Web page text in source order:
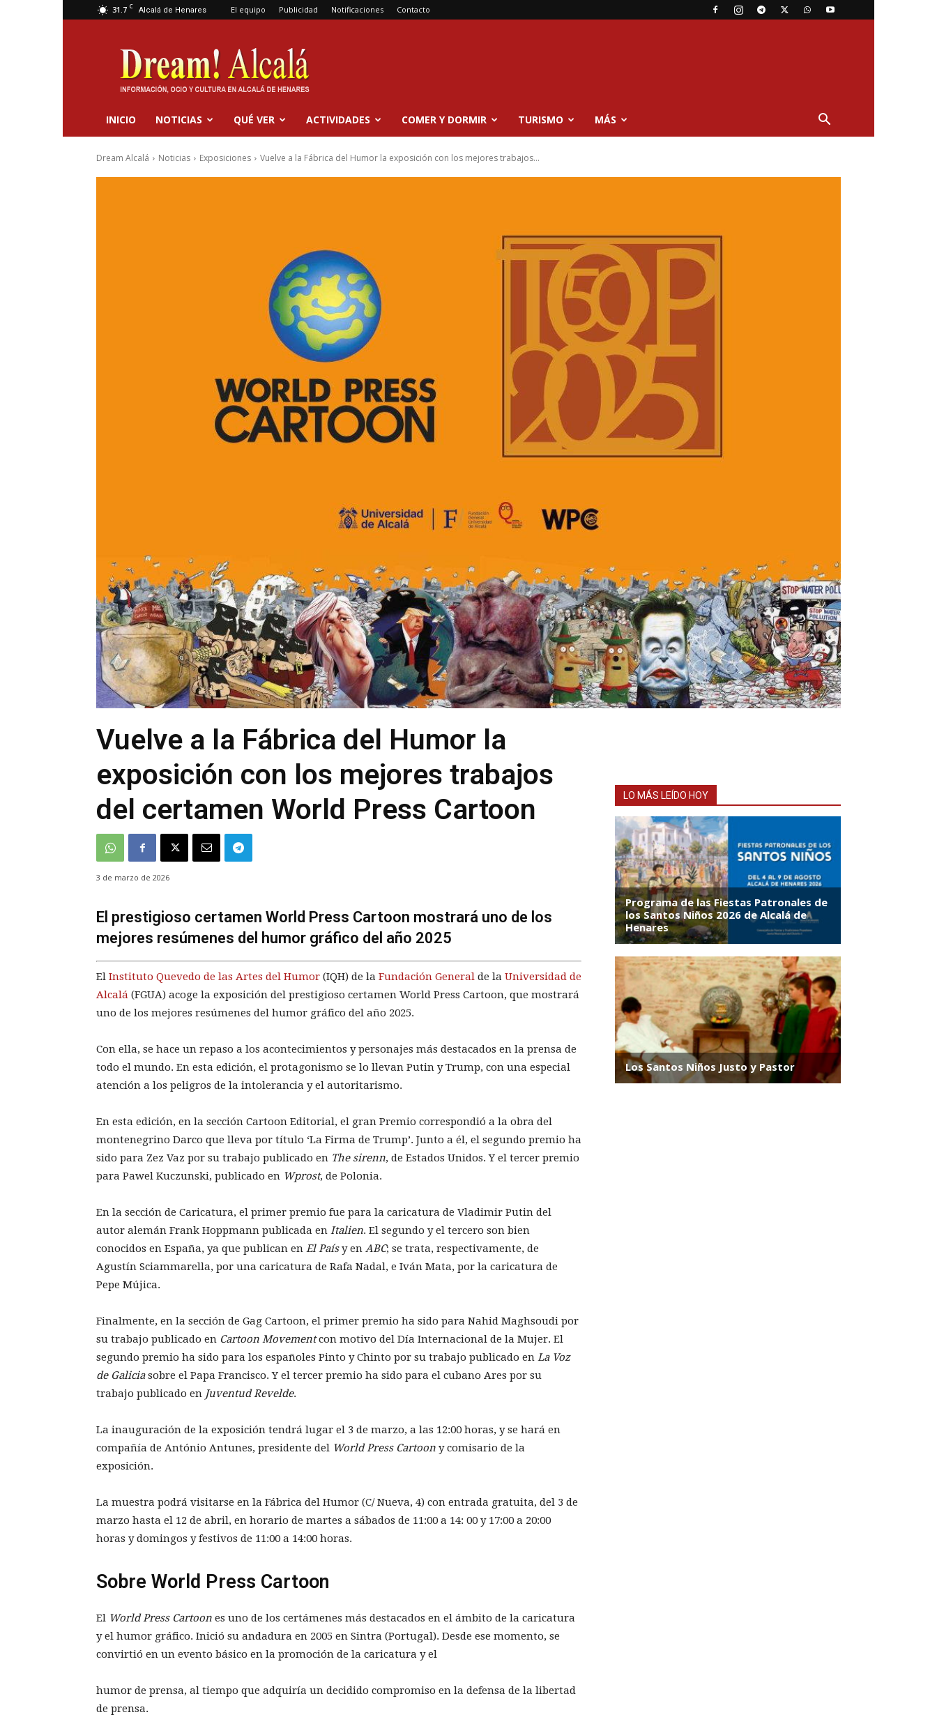
31.7 C Alcalá de Henares El equipo Publicidad Notificaciones Contacto
Dream
Alcalá
INICIO NOTICIAS QUÉ VER ACTIVIDADES COMER Y DORMIR TURISMO MÁS
Dream Alcalá Noticias Exposiciones Vuelve a la Fábrica del Humor la exposición con los mejores trabajos...
Vuelve a la Fábrica del Humor la
exposición con los mejores trabajos
del certamen World Press Cartoon
3 de marzo de 2026
El prestigioso certamen World Press Cartoon mostrará uno de los
mejores resúmenes del humor gráfico del año 2025
El Instituto Quevedo de las Artes del Humor (IQH) de la Fundación General de la Universidad de
Alcalá (FGUA) acoge la exposición del prestigioso certamen World Press Cartoon, que mostrará
uno de los mejores resúmenes del humor gráfico del año 2025.
Con ella, se hace un repaso a los acontecimientos y personajes más destacados en la prensa de
todo el mundo. En esta edición, el protagonismo se lo llevan Putin y Trump, con una especial
atención a los peligros de la intolerancia y el autoritarismo.
En esta edición, en la sección Cartoon Editorial, el gran Premio correspondió a la obra del
montenegrino Darco que lleva por título ‘La Firma de Trump’. Junto a él, el segundo premio ha
sido para Zez Vaz por su trabajo publicado en The sirenn, de Estados Unidos. Y el tercer premio
para Pawel Kuczunski, publicado en Wprost, de Polonia.
En la sección de Caricatura, el primer premio fue para la caricatura de Vladimir Putin del
autor alemán Frank Hoppmann publicada en Italien. El segundo y el tercero son bien
conocidos en España, ya que publican en El Paísy en ABC; se trata, respectivamente, de
Agustín Sciammarella, por una caricatura de Rafa Nadal, e Iván Mata, por la caricatura de
Pepe Mújica.
Finalmente, en la sección de Gag Cartoon, el primer premio ha sido para Nahid Maghsoudi por
su trabajo publicado en Cartoon Movementcon motivo del Día Internacional de la Mujer. El
segundo premio ha sido para los españoles Pinto y Chinto por su trabajo publicado en La Voz
de Galiciasobre el Papa Francisco. Y el tercer premio ha sido para el cubano Ares por su
trabajo publicado en Juventud Revelde.
La inauguración de la exposición tendrá lugar el 3 de marzo, a las 12:00 horas, y se hará en
compañía de António Antunes, presidente del World Press Cartoon y comisario de la
exposición.
La muestra podrá visitarse en la Fábrica del Humor (C/ Nueva, 4) con entrada gratuita, del 3 de
marzo hasta el 12 de abril, en horario de martes a sábados de 11:00 a 14: 00 y 17:00 a 20:00
horas y domingos y festivos de 11:00 a 14:00 horas.
Sobre World Press Cartoon
El World Press Cartoon es uno de los certámenes más destacados en el ámbito de la caricatura
y el humor gráfico. Inició su andadura en 2005 en Sintra (Portugal). Desde ese momento, se
convirtió en un evento básico en la promoción de la caricatura y el
humor de prensa, al tiempo que adquiría un decidido compromiso en la defensa de la libertad
de prensa.
LO MÁS LEÍDO HOY